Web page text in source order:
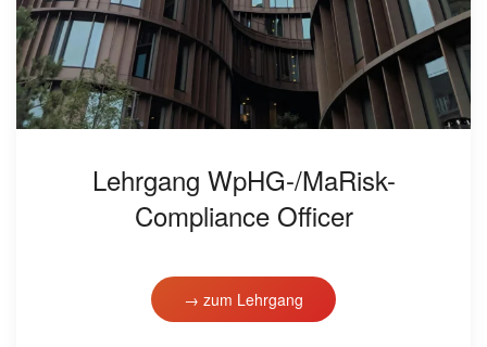
Lehrgang WpHG-/MaRisk-
Compliance Officer
→ zum Lehrgang